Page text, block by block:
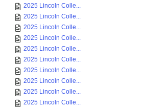
2025 Lincoln Colle...
2025 Lincoln Colle...
2025 Lincoln Colle...
2025 Lincoln Colle...
2025 Lincoln Colle...
2025 Lincoln Colle...
2025 Lincoln Colle...
2025 Lincoln Colle...
2025 Lincoln Colle...
2025 Lincoln Colle...